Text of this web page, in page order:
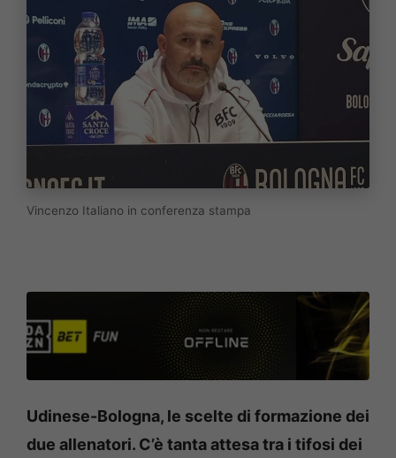
Vincenzo Italiano in conferenza stampa
Udinese-Bologna, le scelte di formazione dei
due allenatori. C’è tanta attesa tra i tifosi dei